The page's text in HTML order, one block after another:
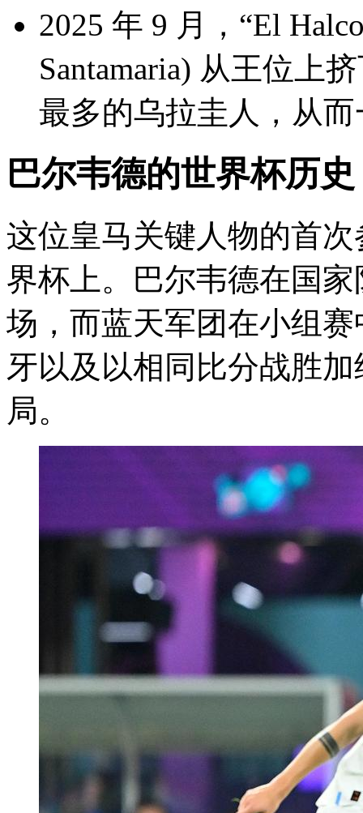
2025 年 9 月，“El
Santamaria) 从王位上挤
最多的乌拉圭人，从
巴尔韦德的世界杯历史
这位皇马关键人物的首
界杯上。巴尔韦德在国
场，而蓝天军团在小组
牙以及以相同比分战胜
局。